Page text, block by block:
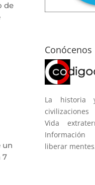
de
un
7
Conócenos
La historia
Vida
liberar